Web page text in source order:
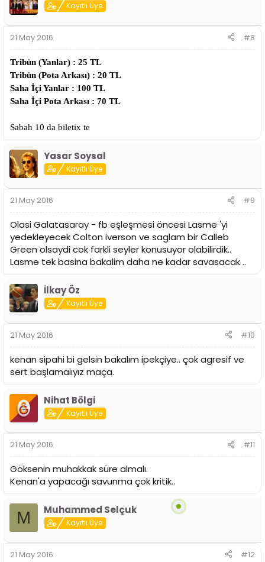
Kayıtlı Üye
21 May 2016 #8
Tribün (Yanlar) : 25 TL
Tribün (Pota Arkası) : 20 TL
Saha İçi Yanlar : 100 TL
Saha İçi Pota Arkası : 70 TL
Sabah 10 da biletix te
Yasar Soysal
Kayıtlı Üye
21 May 2016 #9
Olasi Galatasaray - fb eşleşmesi öncesi Lasme 'yi
yedekleyecek Colton iverson ve saglam bir Calleb
Green olsaydi cok farkli seyler konusuyor olabilirdik..
Lasme tek basina bakalim daha ne kadar savasacak ..
İlkay Öz
Kayıtlı Üye
21 May 2016 #10
kenan sipahi bi gelsin bakalım ipekçiye.. çok agresif ve
sert başlamalıyız maça.
Nihat Bölgi
Kayıtlı Üye
21 May 2016 #11
Göksenin muhakkak süre almalı.
Kenan'a yapacağı savunma çok kritik..
M Muhammed Selçuk
Kayıtlı Üye
21 May 2016 #12